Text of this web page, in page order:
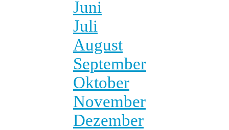
Juni
Juli
August
September
Oktober
November
Dezember